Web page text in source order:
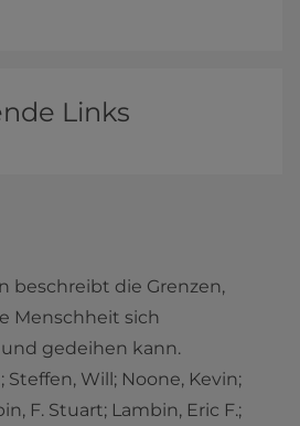
Links
beschreibt die Grenzen,
Menschheit sich
gedeihen kann.
Steffen, Will; Noone, Kevin;
F. Stuart; Lambin, Eric F.;